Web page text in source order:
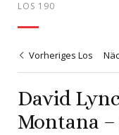
LOS 190
Vorheriges Los
David
Montana –